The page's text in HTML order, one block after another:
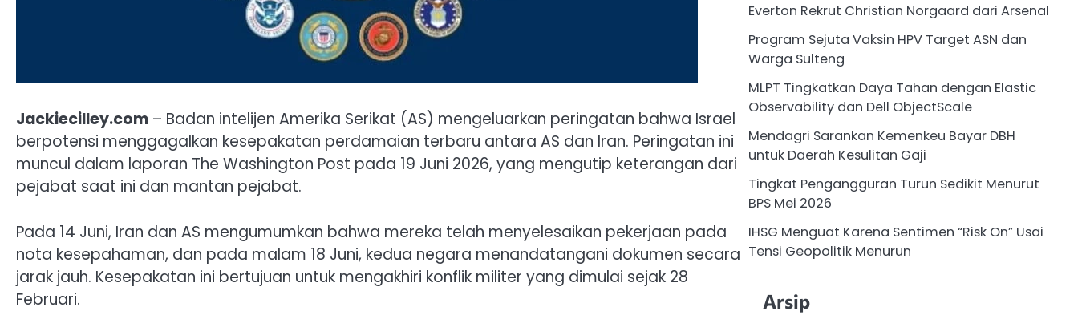
Jackiecilley.com – Badan intelijen Amerika Serikat (AS) mengeluarkan peringatan bahwa Israel
berpotensi menggagalkan kesepakatan perdamaian terbaru antara AS dan Iran. Peringatan ini
muncul dalam laporan The Washington Post pada 19 Juni 2026, yang mengutip keterangan dari
pejabat saat ini dan mantan pejabat.
Pada 14 Juni, Iran dan AS mengumumkan bahwa mereka telah menyelesaikan pekerjaan pada
nota kesepahaman, dan pada malam 18 Juni, kedua negara menandatangani dokumen secara
jarak jauh. Kesepakatan ini bertujuan untuk mengakhiri konflik militer yang dimulai sejak 28
Februari.
Everton Rekrut Christian Norgaard dari Arsenal
Program Sejuta Vaksin HPV Target ASN dan
Warga Sulteng
MLPT Tingkatkan Daya Tahan dengan Elastic
Observability dan Dell ObjectScale
Mendagri Sarankan Kemenkeu Bayar DBH
untuk Daerah Kesulitan Gaji
Tingkat Pengangguran Turun Sedikit Menurut
BPS Mei 2026
IHSG Menguat Karena Sentimen “Risk On” Usai
Tensi Geopolitik Menurun
Arsip